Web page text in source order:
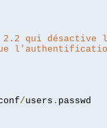
qui désactive
/users .